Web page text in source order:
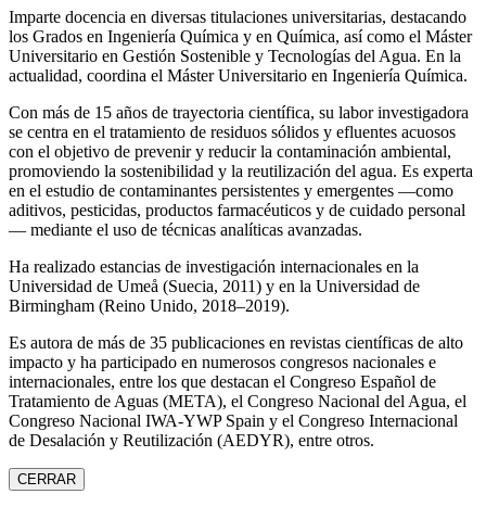
Imparte docencia en diversas titulaciones universitarias, destacando
los Grados en Ingeniería Química y en Química, así como el Máster
Universitario en Gestión Sostenible y Tecnologías del Agua. En la
actualidad, coordina el Máster Universitario en Ingeniería Química.
Con más de 15 años de trayectoria científica, su labor investigadora
se centra en el tratamiento de residuos sólidos y efluentes acuosos
con el objetivo de prevenir y reducir la contaminación ambiental,
promoviendo la sostenibilidad y la reutilización del agua. Es experta
en el estudio de contaminantes persistentes y emergentes —como
aditivos, pesticidas, productos farmacéuticos y de cuidado personal
— mediante el uso de técnicas analíticas avanzadas.
Ha realizado estancias de investigación internacionales en la
Universidad de Umeå (Suecia, 2011) y en la Universidad de
Birmingham (Reino Unido, 2018–2019).
Es autora de más de 35 publicaciones en revistas científicas de alto
impacto y ha participado en numerosos congresos nacionales e
internacionales, entre los que destacan el Congreso Español de
Tratamiento de Aguas (META), el Congreso Nacional del Agua, el
Congreso Nacional IWA‑YWP Spain y el Congreso Internacional
de Desalación y Reutilización (AEDYR), entre otros.
CERRAR